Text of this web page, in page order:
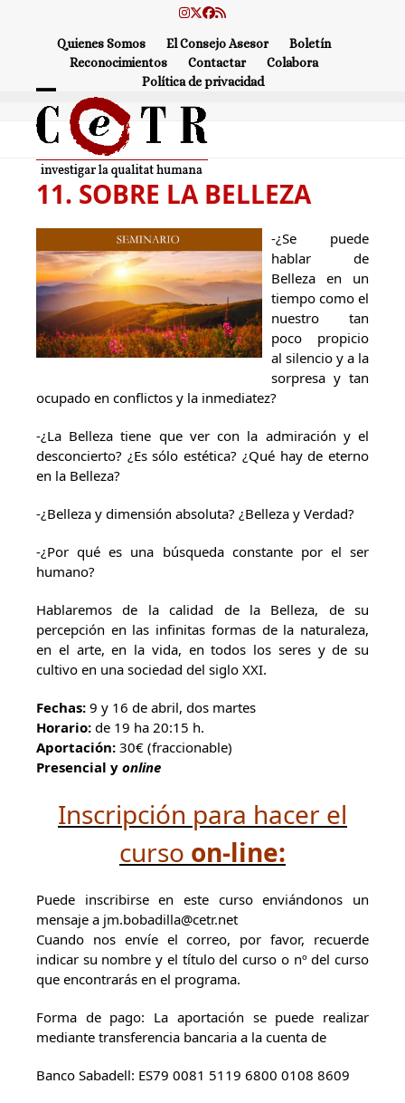
Instagram
Twitter
Facebook
RSS
Quienes Somos El Consejo Asesor
Boletín
Reconocimientos
Contactar
Colabora
Política de privacidad
Open
mobile
menu
Close
mobile
menu
11. SOBRE LA BELLEZA
-¿Se puede
hablar de
Belleza en un
tiempo como el
nuestro tan
poco propicio
al silencio y a la
sorpresa y tan
ocupado en conflictos y la inmediatez?
-¿La Belleza tiene que ver con la admiración y el
desconcierto? ¿Es sólo estética? ¿Qué hay de eterno
en la Belleza?
-¿Belleza y dimensión absoluta? ¿Belleza y Verdad?
-¿Por qué es una búsqueda constante por el ser
humano?
Hablaremos de la calidad de la Belleza, de su
percepción en las infinitas formas de la naturaleza,
en el arte, en la vida, en todos los seres y de su
cultivo en una sociedad del siglo XXI.
Fechas: 9 y 16 de abril, dos martes
Horario: de 19 ha 20:15 h.
Aportación: 30€ (fraccionable)
Presencial y online
Inscripción para hacer el
curso on-line:
Puede inscribirse en este curso enviándonos un
mensaje a jm.bobadilla@cetr.net
Cuando nos envíe el correo, por favor, recuerde
indicar su nombre y el título del curso o nº del curso
que encontrarás en el programa.
Forma de pago: La aportación se puede realizar
mediante transferencia bancaria a la cuenta de
Banco Sabadell: ES79 0081 5119 6800 0108 8609